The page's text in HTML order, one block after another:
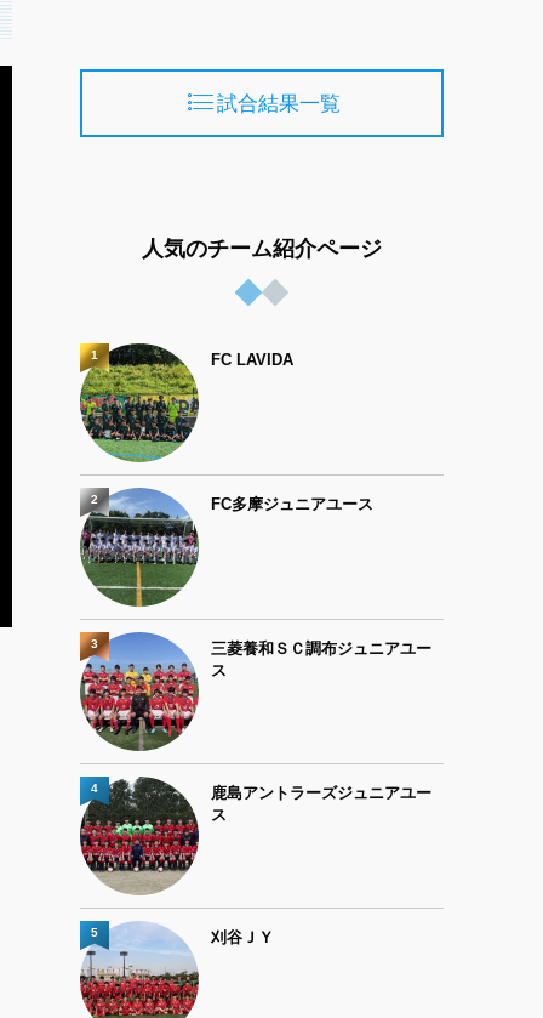
試合結果一覧
人気のチーム紹介ページ
FC LAVIDA
1
FC多摩ジュニアユース
2
三菱養和ＳＣ調布ジュニアユー
ス
3
鹿島アントラーズジュニアユー
ス
4
刈谷ＪＹ
5